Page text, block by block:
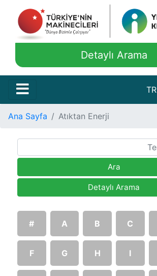
Detaylı Arama
TR
Ana Sayfa Atıktan Enerji
Ara
Detaylı Arama
# A B C
F G H I